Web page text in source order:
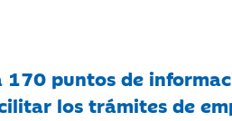
puntos de
los trámites de